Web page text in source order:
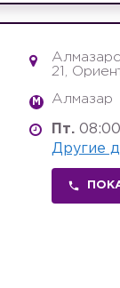
21,
M Алмазар
Пт.
Другие